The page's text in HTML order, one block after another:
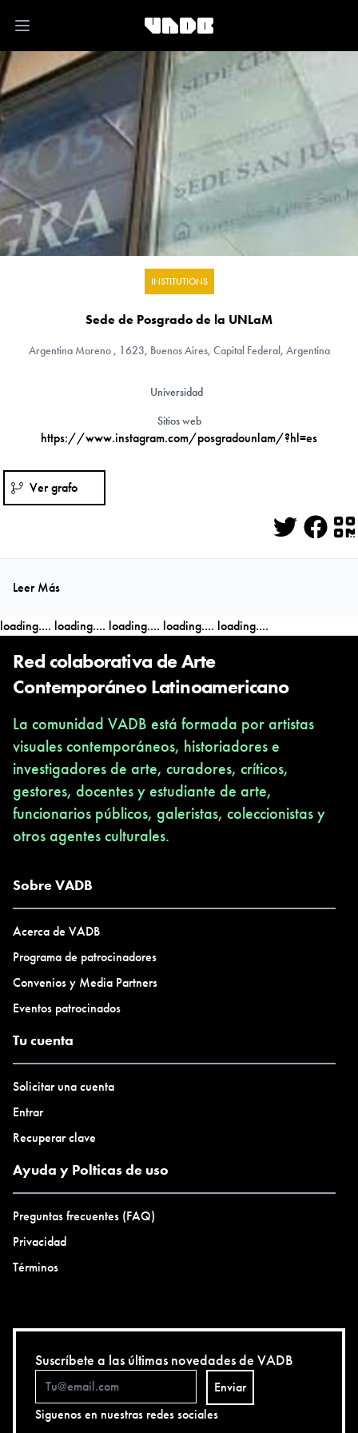
Open main menu
INSTITUTIONS
Sede de Posgrado de la UNLaM
ArgentinaMoreno , 1623, Buenos Aires, Capital Federal, Argentina
Universidad
Sitios web
https://www.instagram.com/posgradounlam/?hl=es
Ver grafo
Twitter
Leer Más
loading.... loading.... loading.... loading.... loading....
Red colaborativa de Arte
Contemporáneo Latinoamericano
La comunidad VADB está formada por artistas
visuales contemporáneos, historiadores e
investigadores de arte, curadores, críticos,
gestores, docentes y estudiante de arte,
funcionarios públicos, galeristas, coleccionistas y
otros agentes culturales.
Sobre VADB
Acerca de VADB
Programa de patrocinadores
Convenios y Media Partners
Eventos patrocinados
Tu cuenta
Solicitar una cuenta
Entrar
Recuperar clave
Ayuda y Polticas de uso
Preguntas frecuentes (FAQ)
Privacidad
Términos
Suscríbete a las últimas novedades de VADB
Enviar
Siguenos en nuestras redes sociales